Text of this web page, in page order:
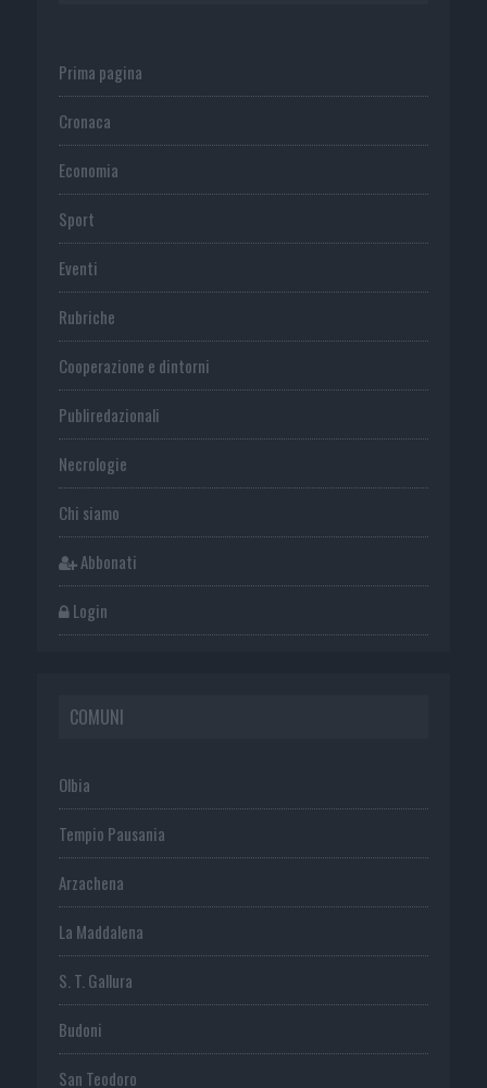
Prima pagina
Cronaca
Economia
Sport
Eventi
Rubriche
Cooperazione e dintorni
Publiredazionali
Necrologie
Chi siamo
Abbonati
Login
COMUNI
Olbia
Tempio Pausania
Arzachena
La Maddalena
S. T. Gallura
Budoni
San Teodoro